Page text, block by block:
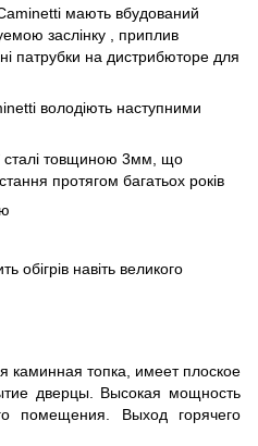
мають вбудований
заслінку , приплив
патрубки на дистрибюторе для
володіють наступними
сталі товщиною 3мм, що
протягом багатьох років
обігрів навіть великого
каминная топка, имеет плоское
дверцы. Высокая мощность
помещения. Выход горячего